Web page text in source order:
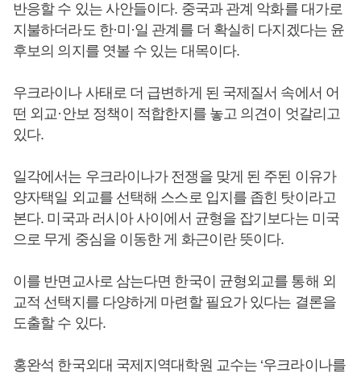
반응할 수 있는 사안들이다. 중국과 관계 악화를 대가로
지불하더라도 한·미·일 관계를 더 확실히 다지겠다는 윤
후보의 의지를 엿볼 수 있는 대목이다.
우크라이나 사태로 더 급변하게 된 국제질서 속에서 어
떤 외교·안보 정책이 적합한지를 놓고 의견이 엇갈리고
있다.
일각에서는 우크라이나가 전쟁을 맞게 된 주된 이유가
양자택일 외교를 선택해 스스로 입지를 좁힌 탓이라고
본다. 미국과 러시아 사이에서 균형을 잡기보다는 미국
으로 무게 중심을 이동한 게 화근이란 뜻이다.
이를 반면교사로 삼는다면 한국이 균형외교를 통해 외
교적 선택지를 다양하게 마련할 필요가 있다는 결론을
도출할 수 있다.
홍완석 한국외대 국제지역대학원 교수는 ‘우크라이나를